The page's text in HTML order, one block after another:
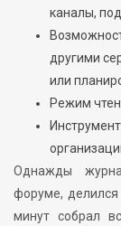
каналы,
другими
или
Режим
Однажды
форуме, делился
минут собрал